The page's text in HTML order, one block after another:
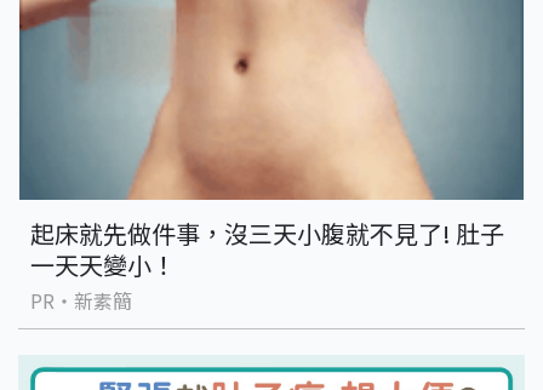
起床就先做件事，沒三天小腹就不見了! 肚子
一天天變小！
PR・新素簡